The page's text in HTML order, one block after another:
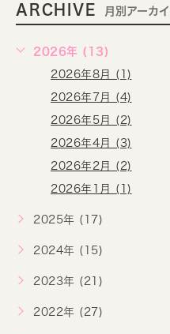
ARCHIVE 月別アーカ
2026年 (13)
2026年8月 (1)
2026年7月 (4)
2026年5月 (2)
2026年4月 (3)
2026年2月 (2)
2026年1月 (1)
2025年 (17)
2024年 (15)
2023年 (21)
2022年 (27)